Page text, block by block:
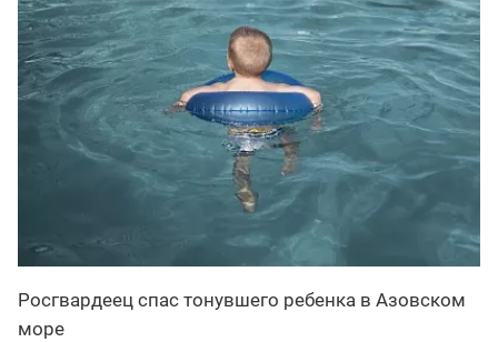
Росгвардеец спас тонувшего ребенка в Азовском
море